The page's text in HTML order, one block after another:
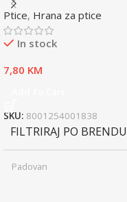
Ptice, Hrana za ptice
In stock
7,80 KM
SKU: 8001254001838
FILTRIRAJ PO BRENDU
Padovan